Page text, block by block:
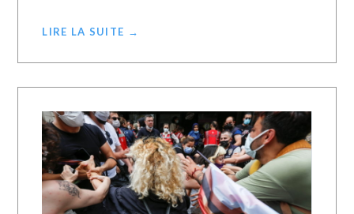
LIRE LA SUITE →